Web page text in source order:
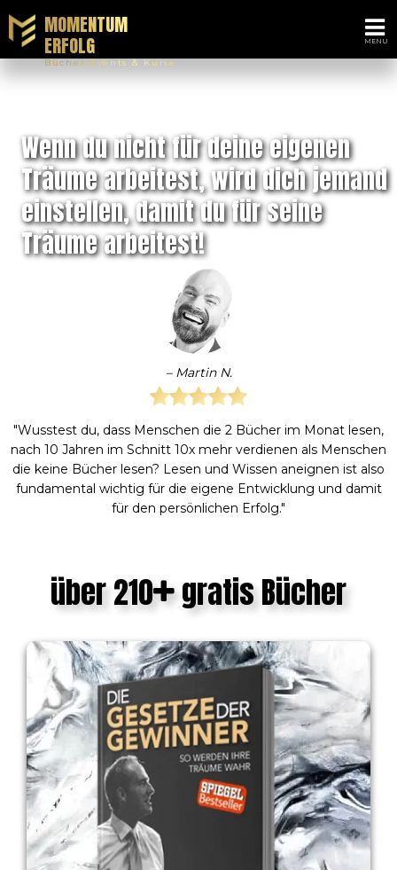
MOMENTUM
ERFOLG
Bücher Events & Kurse
Wenn du nicht für deine eigenen
Träume arbeitest, wird dich jemand
einstellen, damit du für seine
Träume arbeitest!
– Martin N.
"Wusstest du, dass Menschen die 2 Bücher im Monat lesen,
nach 10 Jahren im Schnitt 10x mehr verdienen als Menschen
die keine Bücher lesen? Lesen und Wissen aneignen ist also
fundamental wichtig für die eigene Entwicklung und damit
für den persönlichen Erfolg."
über 210 gratis Bücher